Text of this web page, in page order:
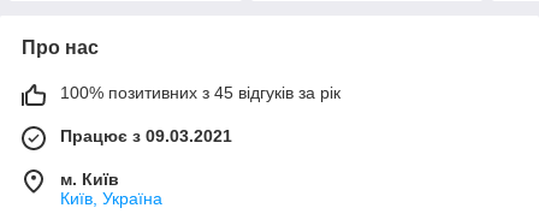
Про нас
100% позитивних з 45 відгуків за рік
Працює з 09.03.2021
м. Київ
Київ, Україна